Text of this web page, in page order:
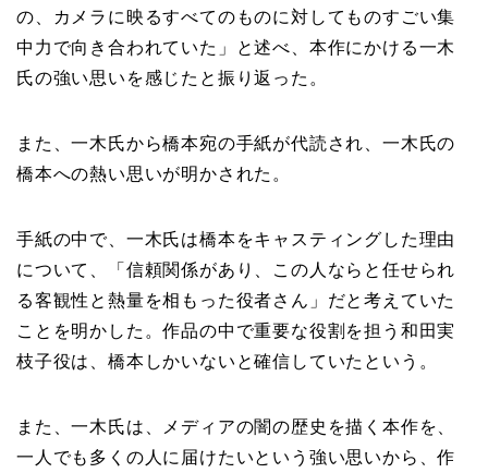
の、カメラに映るすべてのものに対してものすごい集
中力で向き合われていた」と述べ、本作にかける一木
氏の強い思いを感じたと振り返った。
また、一木氏から橋本宛の手紙が代読され、一木氏の
橋本への熱い思いが明かされた。
手紙の中で、一木氏は橋本をキャスティングした理由
について、「信頼関係があり、この人ならと任せられ
る客観性と熱量を相もった役者さん」だと考えていた
ことを明かした。作品の中で重要な役割を担う和田実
枝子役は、橋本しかいないと確信していたという。
また、一木氏は、メディアの闇の歴史を描く本作を、
一人でも多くの人に届けたいという強い思いから、作